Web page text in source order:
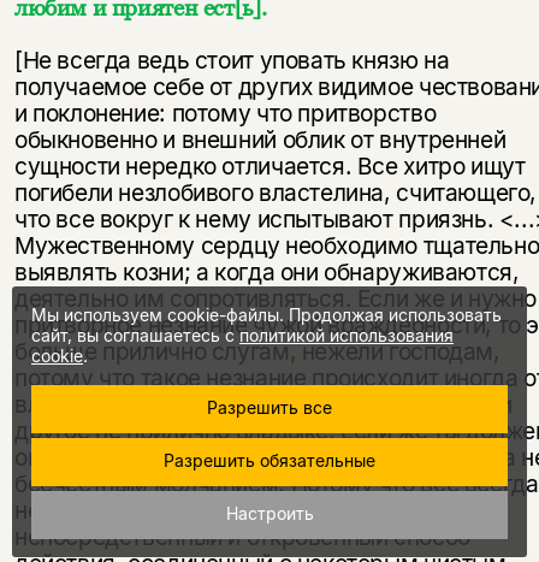
любим и приятен ест[ь].
[Не всегда ведь стоит уповать князю на
получаемое себе от других видимое
и поклонение: потому что притворство
обыкновенно и внешний облик от внутренней
сущности нередко отличается. Все хитро ищут
погибели незлобивого властелина, считающего,
что все вокруг к нему испытывают приязнь.
Мужественному сердцу необходимо тщательно
выявлять козни; а когда они обнаруживаются,
деятельно им сопротивляться. Если же и нужно
притворное незнание чужой враждебности, то
больше прилично слугам, нежели господам,
потому что такое незнание происходит иногда
властолюбия, иногда же от страха, а ни то, ни
другое не прилично владыке. Если же ты
опасаться притворства, веди себя разумно, а
бесчестным молчанием. Потому что все всегда
ненавидят тайную хитрость. Напротив же,
непосредственный и откровенный способ
Мы используем cookie-файлы. Продолжая использовать
сайт, вы соглашаетесь сполитикой использования
cookie.
Разрешить все
Разрешить обязательные
Настроить